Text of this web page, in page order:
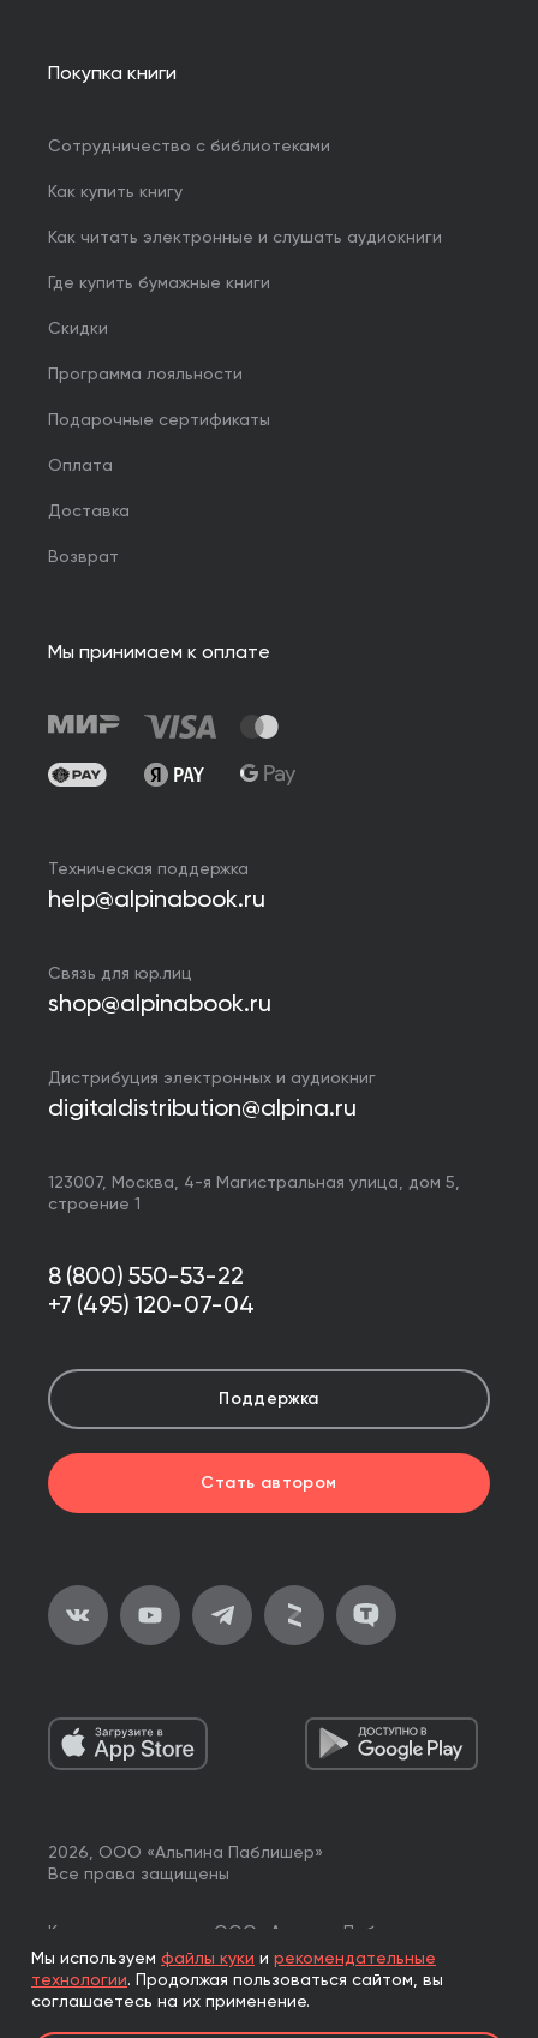
Покупка книги
Сотрудничество с библиотеками
Как купить книгу
Как читать электронные и слушать аудиокниги
Где купить бумажные книги
Скидки
Программа лояльности
Подарочные сертификаты
Оплата
Доставка
Возврат
Мы принимаем к оплате
Техническая поддержка
help@alpinabook.ru
Связь для юр.лиц
shop@alpinabook.ru
Дистрибуция электронных и аудиокниг
digitaldistribution@alpina.ru
123007, Москва, 4-я Магистральная улица, дом 5,
строение 1
8 (800) 550-53-22
+7 (495) 120-07-04
Поддержка
Стать автором
2026, ООО «Альпина Паблишер»
Все права защищены
Книги реализуются ООО «Альпина Паблишер»
по договору комиссии с ООО «Альпина нон-фикшн»,
по договору комиссии с ООО «Альпина ПРО».
Мы используем файлы куки и рекомендательные
технологии. Продолжая пользоваться сайтом, вы
соглашаетесь на их применение.